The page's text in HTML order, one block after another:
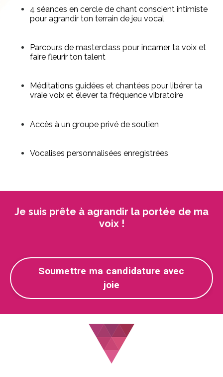
4 séances en cercle de chant conscient intimiste
pour agrandir ton terrain de jeu vocal
Parcours de masterclass pour incarner ta voix et
faire fleurir ton talent
Méditations guidées et chantées pour libérer ta
vraie voix et élever ta fréquence vibratoire
Accès à un groupe privé de soutien
Vocalises personnalisées enregistrées
Je suis prête à agrandir la portée de ma
voix !
Soumettre ma candidature avec
joie